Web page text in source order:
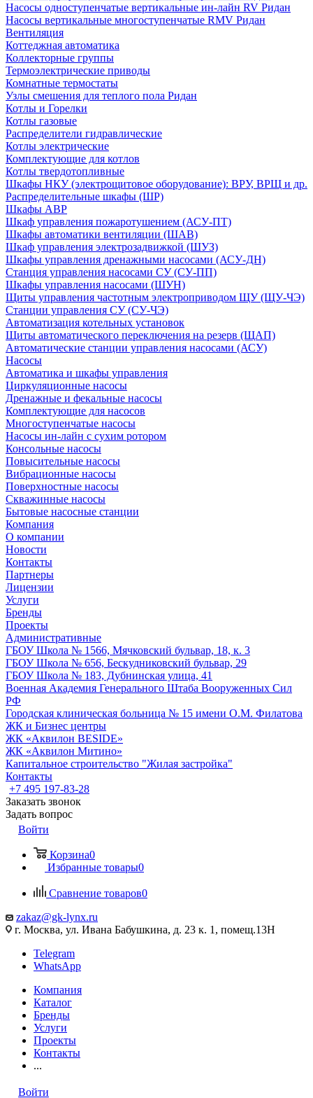
Насосы одноступенчатые вертикальные ин-лайн RV Ридан
Насосы вертикальные многоступенчатые RMV Ридан
Вентиляция
Коттеджная автоматика
Коллекторные группы
Термоэлектрические приводы
Комнатные термостаты
Узлы смешения для теплого пола Ридан
Котлы и Горелки
Котлы газовые
Распределители гидравлические
Котлы электрические
Комплектующие для котлов
Котлы твердотопливные
Шкафы НКУ (электрощитовое оборудование): ВРУ, ВРЩ и др.
Распределительные шкафы (ШР)
Шкафы АВР
Шкаф управления пожаротушением (АСУ-ПТ)
Шкафы автоматики вентиляции (ШАВ)
Шкаф управления электрозадвижкой (ШУЗ)
Шкафы управления дренажными насосами (АСУ-ДН)
Станция управления насосами СУ (СУ-ПП)
Шкафы управления насосами (ШУН)
Щиты управления частотным электроприводом ЩУ (ЩУ-ЧЭ)
Станции управления СУ (СУ-ЧЭ)
Автоматизация котельных установок
Щиты автоматического переключения на резерв (ЩАП)
Автоматические станции управления насосами (АСУ)
Насосы
Автоматика и шкафы управления
Циркуляционные насосы
Дренажные и фекальные насосы
Комплектующие для насосов
Многоступенчатые насосы
Насосы ин-лайн с сухим ротором
Консольные насосы
Повысительные насосы
Вибрационные насосы
Поверхностные насосы
Скважинные насосы
Бытовые насосные станции
Компания
О компании
Новости
Контакты
Партнеры
Лицензии
Услуги
Бренды
Проекты
Административные
ГБОУ Школа № 1566, Мячковский бульвар, 18, к. 3
ГБОУ Школа № 656, Бескудниковский бульвар, 29
ГБОУ Школа № 183, Дубнинская улица, 41
Военная Академия Генерального Штаба Вооруженных Сил
РФ
Городская клиническая больница № 15 имени О.М. Филатова
ЖК и Бизнес центры
ЖК «Аквилон BESIDE»
ЖК «Аквилон Митино»
Капитальное строительство "Жилая застройка"
Контакты
+7 495 197-83-28
Заказать звонок
Задать вопрос
Войти
Корзина0
Избранные товары0
Сравнение товаров0
zakaz@gk-lynx.ru
г. Москва, ул. Ивана Бабушкина, д. 23 к. 1, помещ.13Н
Telegram
WhatsApp
Компания
Каталог
Бренды
Услуги
Проекты
Контакты
...
Войти